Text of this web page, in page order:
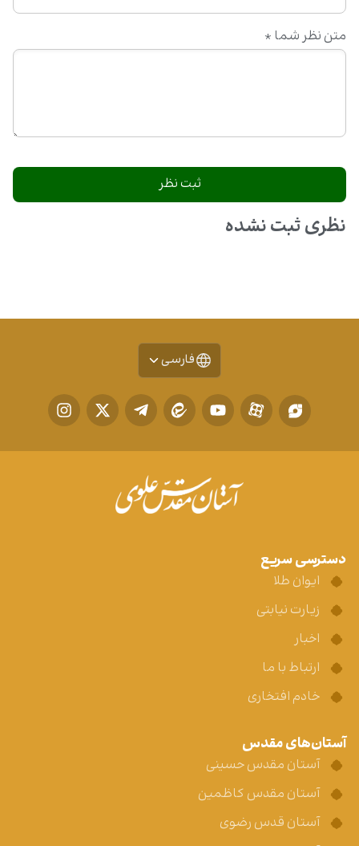
متن نظر شما *
نظری ثبت نشده
فارسی
دسترسی سریع
ایوان طلا
زیارت نیابتی
اخبار
ارتباط با ما
خادم افتخاری
آستان‌های مقدس
آستان مقدس حسینی
آستان مقدس کاظمین
آستان قدس رضوی